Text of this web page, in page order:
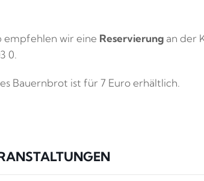
empfehlen wir eine Reservierung an der
0.
Bauernbrot ist für 7 Euro erhältlich.